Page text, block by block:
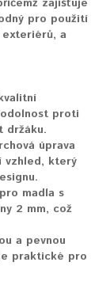
pro použití
a
proti
držáku.
úprava
vzhled, který
madla s
2 mm, což
a pevnou
praktické pro